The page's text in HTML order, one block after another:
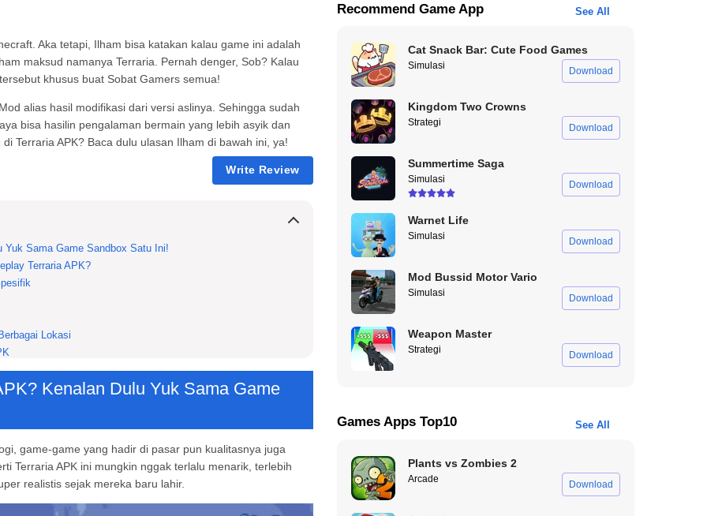
Aka tetapi, Ilham bisa katakan kalau game ini adalah
maksud namanya Terraria. Pernah denger, Sob? Kalau
khusus buat Sobat Gamers semua!
alias hasil modifikasi dari versi aslinya. Sehingga sudah
bisa hasilin pengalaman bermain yang lebih asyik dan
Terraria APK? Baca dulu ulasan Ilham di bawah ini, ya!
Write Review
Yuk Sama Game Sandbox Satu Ini!
Terraria APK?
Lokasi
Terraria Mod APK!
Kenalan Dulu Yuk Sama Game
game-game yang hadir di pasar pun kualitasnya juga
Terraria APK ini mungkin nggak terlalu menarik, terlebih
realistis sejak mereka baru lahir.
Recommend Game App See All
Cat Snack Bar: Cute Food Games
Simulasi Download
Kingdom Two Crowns
Strategi Download
Summertime Saga
Simulasi Download
Warnet Life
Simulasi Download
Mod Bussid Motor Vario
Simulasi Download
Weapon Master
Strategi Download
Games Apps Top10 See All
Plants vs Zombies 2
Arcade Download